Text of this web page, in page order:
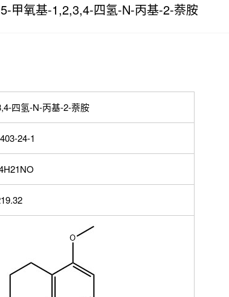
甲氧基-1,2,3,4-四氢-N-丙基-2-萘胺
四氢-N-丙基-2-萘胺
24-1